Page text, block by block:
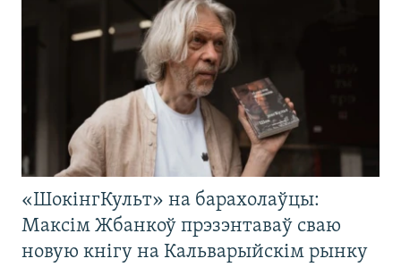
«ШокінгКульт» на барахолаўцы:
Максім Жбанкоў прэзэнтаваў сваю
новую кнігу на Кальварыйскім рынку